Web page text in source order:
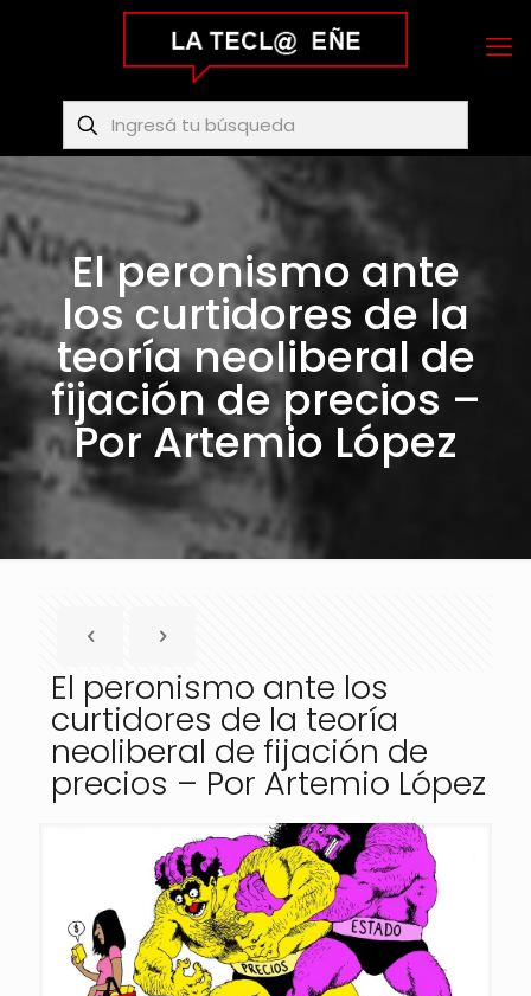
El peronismo ante
los curtidores de la
teoría neoliberal de
fijación de precios –
Por Artemio López
El peronismo ante los
curtidores de la teoría
neoliberal de fijación de
precios – Por Artemio López